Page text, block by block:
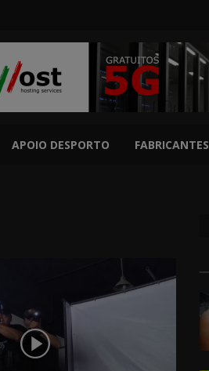
APOIO DESPORTO FABRICANTES